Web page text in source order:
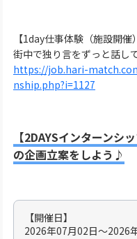
【1day仕事体験（施設開
街中で独り言をずっと話し
https://job.hari-
nship.php?i=1127
【2DAYSインターンシ
の企画立案をしよう♪
【開催日】
2026年07月02日～2026